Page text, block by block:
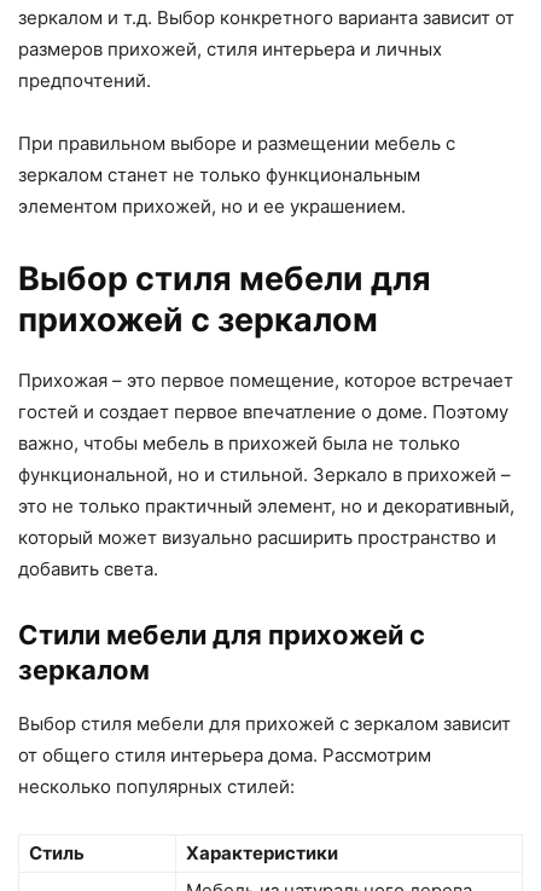
зеркалом и т.д. Выбор конкретного варианта зависит от
размеров прихожей, стиля интерьера и личных
предпочтений.
При правильном выборе и размещении мебель с
зеркалом станет не только функциональным
элементом прихожей, но и ее украшением.
Выбор стиля мебели для
прихожей с зеркалом
Прихожая – это первое помещение, которое встречает
гостей и создает первое впечатление о доме. Поэтому
важно, чтобы мебель в прихожей была не только
функциональной, но и стильной. Зеркало в прихожей –
это не только практичный элемент, но и декоративный,
который может визуально расширить пространство и
добавить света.
Стили мебели для прихожей с
зеркалом
Выбор стиля мебели для прихожей с зеркалом зависит
от общего стиля интерьера дома. Рассмотрим
несколько популярных стилей:
Стиль Характеристики